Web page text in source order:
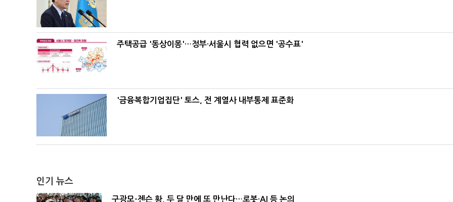
주택공급 '동상이몽'…정부·서울시 협력 없으면 '공수표'
'금융복합기업집단' 토스, 전 계열사 내부통제 표준화
인기 뉴스
구광모-젠슨 황, 두 달 만에 또 만난다…로봇·AI 등 논의